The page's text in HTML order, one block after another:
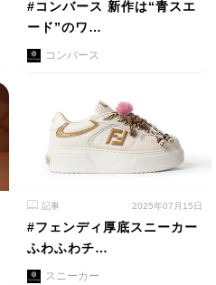
#コンバース 新作は“青スエ
ード”のワ…
コンバース
記事 2025年07月15日
#フェンディ厚底スニーカー
ふわふわチ…
スニーカー